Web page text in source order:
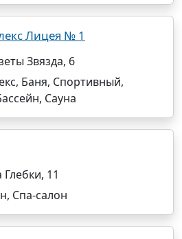
Лицея № 1
Звязда, 6
Баня, Спортивный,
Сауна
11
Спа-салон